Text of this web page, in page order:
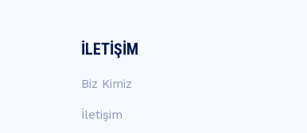
İLETIŞIM
Biz Kimiz
İletişim